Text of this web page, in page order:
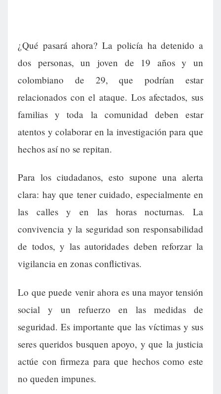
¿Qué pasará ahora? La policía ha detenido a
dos personas, un joven de 19 años y un
colombiano de 29, que podrían estar
relacionados con el ataque. Los afectados, sus
familias y toda la comunidad deben estar
atentos y colaborar en la investigación para que
hechos así no se repitan.
Para los ciudadanos, esto supone una alerta
clara: hay que tener cuidado, especialmente en
las calles y en las horas nocturnas. La
convivencia y la seguridad son responsabilidad
de todos, y las autoridades deben reforzar la
vigilancia en zonas conflictivas.
Lo que puede venir ahora es una mayor tensión
social y un refuerzo en las medidas de
seguridad. Es importante que las víctimas y sus
seres queridos busquen apoyo, y que la justicia
actúe con firmeza para que hechos como este
no queden impunes.